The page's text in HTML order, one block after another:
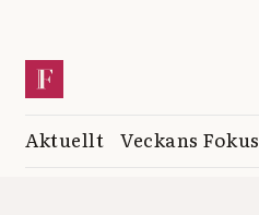
Aktuellt Veckans Fokus